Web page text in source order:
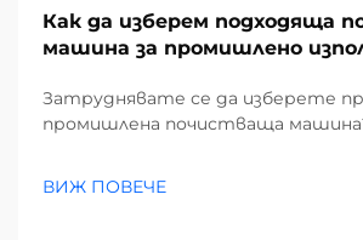
Как да изберем подходяща
машина за промишлено
Затруднявате се да изберете
промишлена почистваща
Намалете разходите и повишете
ВИЖ ПОВЕЧЕ